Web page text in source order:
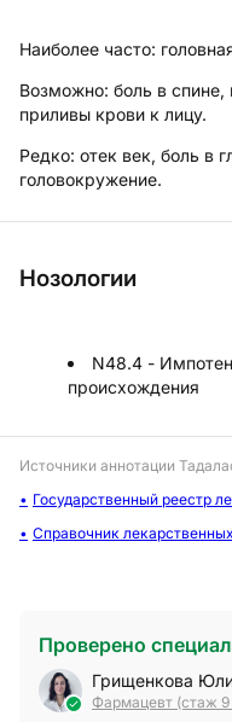
Наиболее часто:
Возможно: боль в спине,
приливы крови к лицу.
Редко: отек век, боль в
головокружение.
Нозологии
N48.4 -
происхождения
Источники аннотации
Государственный реестр
Справочник
Проверено
Грищенкова
Фармацевт (стаж 9